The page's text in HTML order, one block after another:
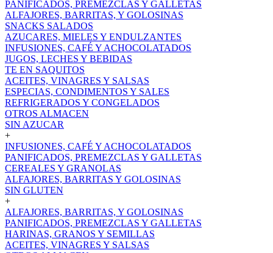
PANIFICADOS, PREMEZCLAS Y GALLETAS
ALFAJORES, BARRITAS, Y GOLOSINAS
SNACKS SALADOS
AZUCARES, MIELES Y ENDULZANTES
INFUSIONES, CAFÉ Y ACHOCOLATADOS
JUGOS, LECHES Y BEBIDAS
TE EN SAQUITOS
ACEITES, VINAGRES Y SALSAS
ESPECIAS, CONDIMENTOS Y SALES
REFRIGERADOS Y CONGELADOS
OTROS ALMACEN
SIN AZUCAR
+
INFUSIONES, CAFÉ Y ACHOCOLATADOS
PANIFICADOS, PREMEZCLAS Y GALLETAS
CEREALES Y GRANOLAS
ALFAJORES, BARRITAS Y GOLOSINAS
SIN GLUTEN
+
ALFAJORES, BARRITAS, Y GOLOSINAS
PANIFICADOS, PREMEZCLAS Y GALLETAS
HARINAS, GRANOS Y SEMILLAS
ACEITES, VINAGRES Y SALSAS